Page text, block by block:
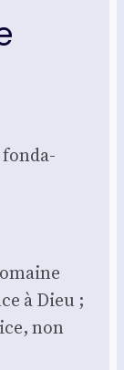
fon­da­
à Dieu ;
non